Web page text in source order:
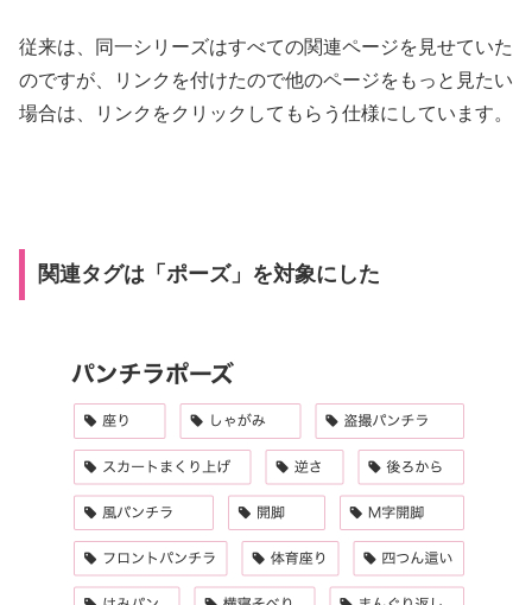
従来は、同一シリーズはすべての関連ページを見せていた
のですが、リンクを付けたので他のページをもっと見たい
場合は、リンクをクリックしてもらう仕様にしています。
関連タグは「ポーズ」を対象にした